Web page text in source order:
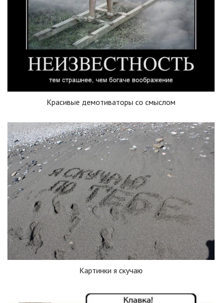
Красивые демотиваторы со смыслом
Картинки я скучаю